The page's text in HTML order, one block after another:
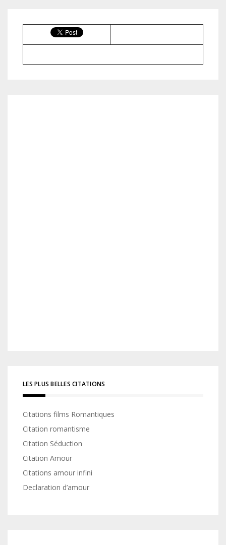
LES PLUS BELLES CITATIONS
Citations films Romantiques
Citation romantisme
Citation Séduction
Citation Amour
Citations amour infini
Declaration d’amour